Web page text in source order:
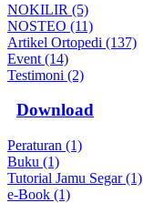
NOKILIR (5)
NOSTEO (11)
Artikel Ortopedi (137)
Event (14)
Testimoni (2)
Download
Peraturan (1)
Buku (1)
Tutorial Jamu Segar (1)
e-Book (1)